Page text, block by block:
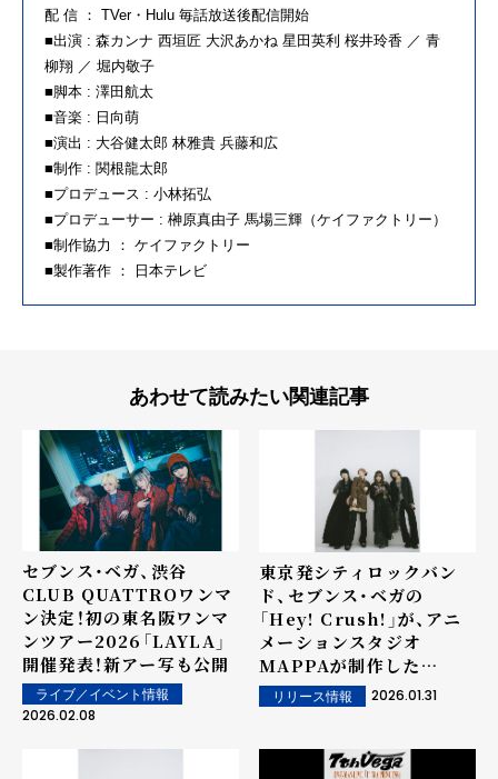
配 信 ： TVer・Hulu 毎話放送後配信開始
■出演 : 森カンナ 西垣匠 大沢あかね 星田英利 桜井玲香 ／ 青
柳翔 ／ 堀内敬子
■脚本 : 澤田航太
■音楽 : 日向萌
■演出 : 大谷健太郎 林雅貴 兵藤和広
■制作 : 関根龍太郎
■プロデュース : 小林拓弘
■プロデューサー : 榊原真由子 馬場三輝（ケイファクトリー）
■制作協力 ： ケイファクトリー
■製作著作 ： 日本テレビ
あわせて読みたい関連記事
セブンス・ベガ、渋谷
CLUB QUATTROワンマ
ン決定！初の東名阪ワンマ
ンツアー2026「LAYLA」
開催発表！新アー写も公開
ライブ／イベント情報
2026.02.08
東京発シティロックバン
ド、セブンス・ベガの
「Hey! Crush!」が、アニ
メーションスタジオ
MAPPAが制作した
「MAPPA WORKS
2025」テーマソングに決
リリース情報 2026.01.31